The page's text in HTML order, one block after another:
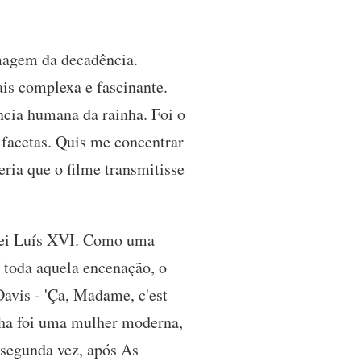
da decadência.
complexa e fascinante.
humana da rainha. Foi o
Quis me concentrar
que o filme transmitisse
Luís XVI. Como uma
aquela encenação, o
- 'Ça, Madame, c'est
foi uma mulher moderna,
vez, após As